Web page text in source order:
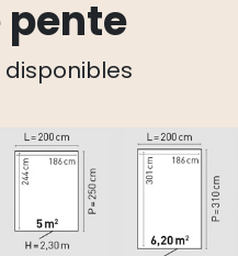
pente